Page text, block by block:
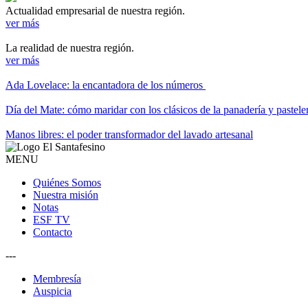
Actualidad empresarial de nuestra región.
ver más
La realidad de nuestra región.
ver más
Ada Lovelace: la encantadora de los números
Día del Mate: cómo maridar con los clásicos de la panadería y
Manos libres: el poder transformador del lavado artesanal
MENU
Quiénes Somos
Nuestra misión
Notas
ESF TV
Contacto
---
Membresía
Auspicia